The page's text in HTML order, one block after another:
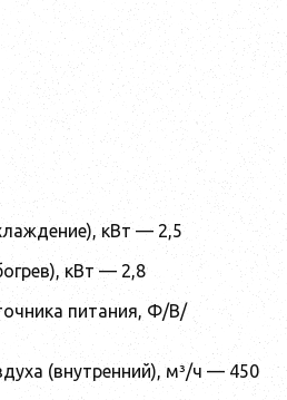
кВт — 2,5
кВт — 2,8
питания, Ф/В/
(внутренний), м³/ч — 450